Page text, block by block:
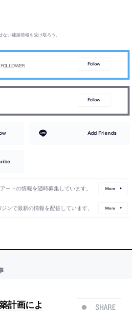
い建築情報を受け取ろう。
Follow
Follow
Add Friends
ートの情報を随時募集しています。 More
ンで最新の情報を配信しています。 More
SHARE
計画によ